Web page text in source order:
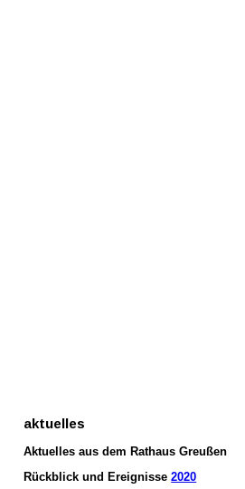
aktuelles
Aktuelles aus dem Rathaus Greußen
Rückblick und Ereignisse2020